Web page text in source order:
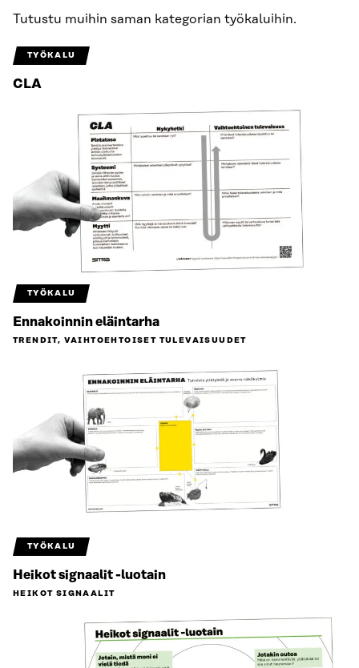
Tutustu muihin saman kategorian työkaluihin.
TYÖKALU
CLA
TYÖKALU
Ennakoinnin eläintarha
TRENDIT, VAIHTOEHTOISET TULEVAISUUDET
TYÖKALU
Heikot signaalit -luotain
HEIKOT SIGNAALIT